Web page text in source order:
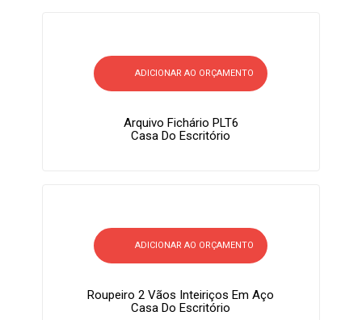
ADICIONAR AO ORÇAMENTO
Arquivo Fichário PLT6
Casa Do Escritório
ADICIONAR AO ORÇAMENTO
Roupeiro 2 Vãos Inteiriços Em Aço
Casa Do Escritório